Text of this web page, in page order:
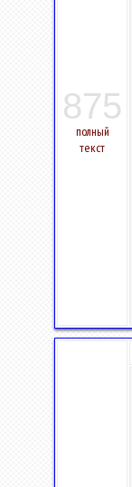
875
полный
текст